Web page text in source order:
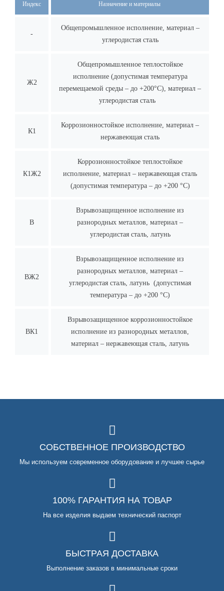
Индекс Назначение и материалы
-
Общепромышленное исполнение, материал –
углеродистая сталь
Ж2
Общепромышленное теплостойкое
исполнение (допустимая температура
перемещаемой среды – до +200°С), материал –
углеродистая сталь
К1
Коррозионностойкое исполнение, материал –
нержавеющая сталь
К1Ж2
Коррозионностойкое теплостойкое
исполнение, материал – нержавеющая сталь
(допустимая температура – до +200 °C)
В
Взрывозащищенное исполнение из
разнородных металлов, материал –
углеродистая сталь, латунь
ВЖ2
Взрывозащищенное исполнение из
разнородных металлов, материал –
углеродистая сталь, латунь (допустимая
температура – до +200 °C)
ВК1
Взрывозащищенное коррозионностойкое
исполнение из разнородных металлов,
материал – нержавеющая сталь, латунь
СОБСТВЕННОЕ ПРОИЗВОДСТВО
Мы используем современное оборудование и лучшее сырье
100% ГАРАНТИЯ НА ТОВАР
На все изделия выдаем технический паспорт
БЫСТРАЯ ДОСТАВКА
Выполнение заказов в минимальные сроки